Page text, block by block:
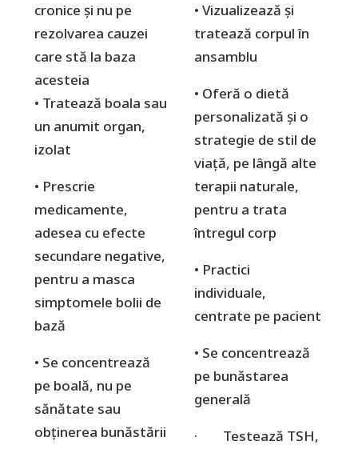
cronice și nu pe
rezolvarea cauzei
care stă la baza
acesteia
• Tratează boala sau
un anumit organ,
izolat
• Prescrie
medicamente,
adesea cu efecte
secundare negative,
pentru a masca
simptomele bolii de
bază
• Se concentrează
pe boală, nu pe
sănătate sau
obținerea bunăstării
• Vizualizează și
tratează corpul în
ansamblu
• Oferă o dietă
personalizată și o
strategie de stil de
viață, pe lângă alte
terapii naturale,
pentru a trata
întregul corp
• Practici
individuale,
centrate pe pacient
• Se concentrează
pe bunăstarea
generală
· Testează TSH,